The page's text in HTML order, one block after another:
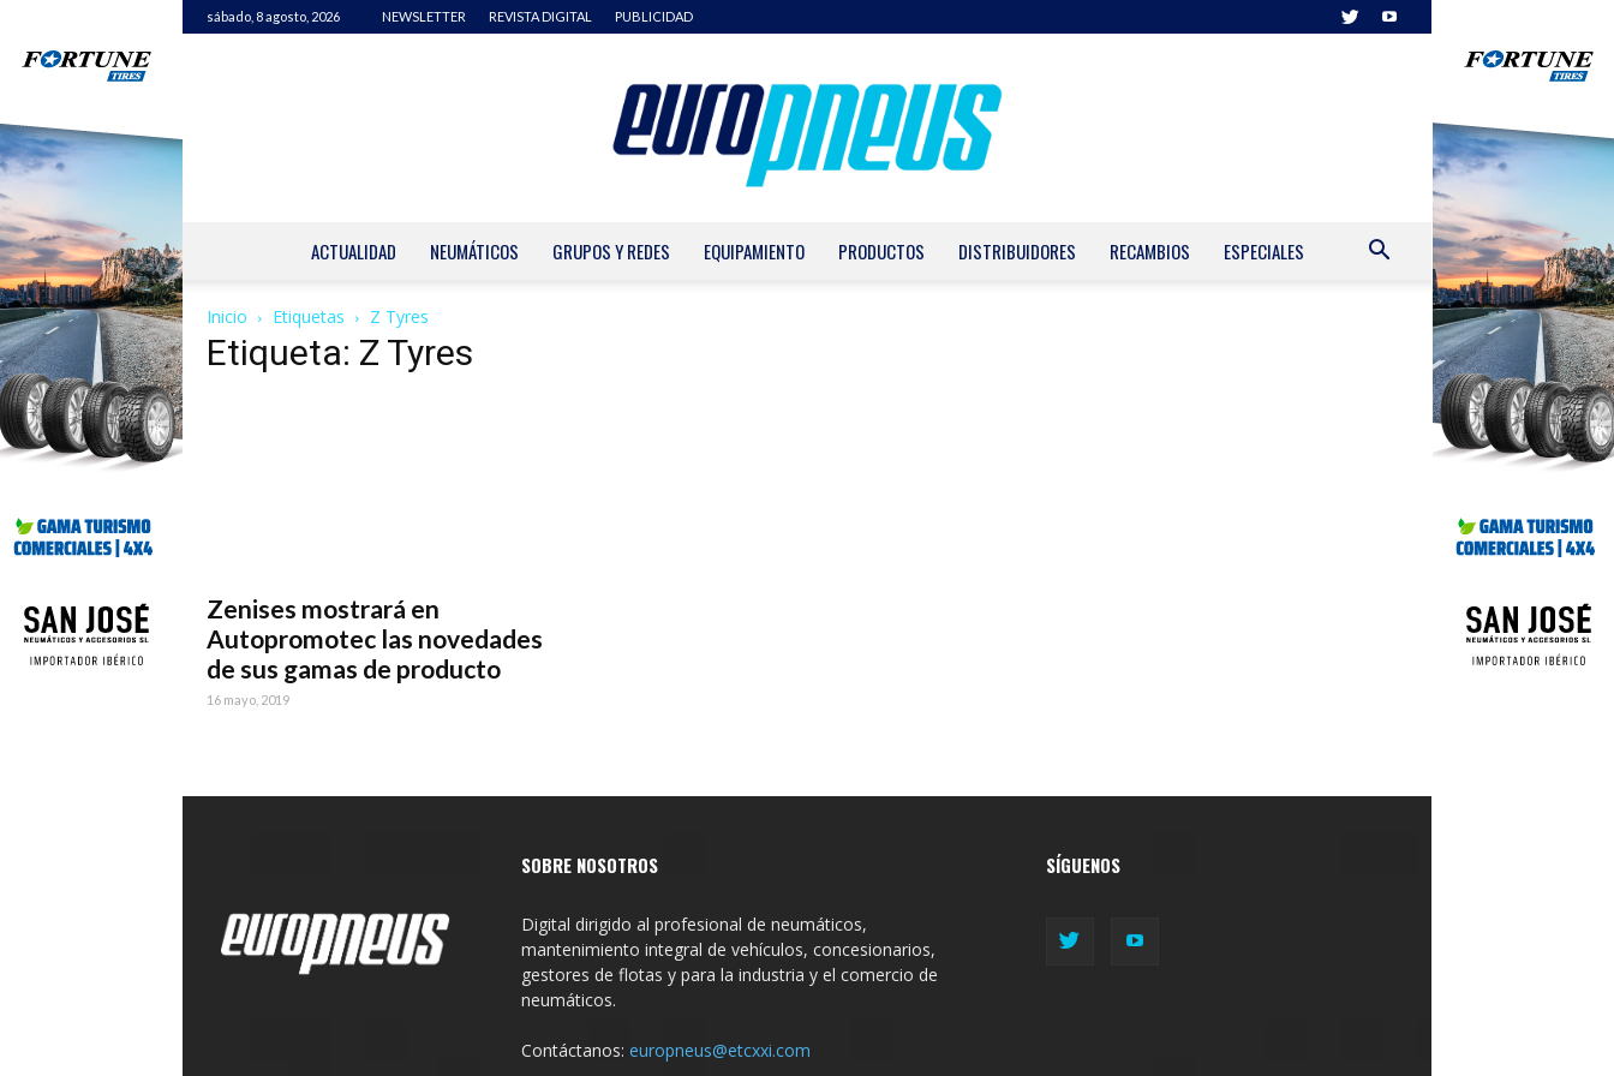
sábado, 8 agosto, 2026 NEWSLETTER REVISTA DIGITAL PUBLICIDAD
ACTUALIDAD NEUMÁTICOS GRUPOS Y REDES EQUIPAMIENTO PRODUCTOS DISTRIBUIDORES RECAMBIOS ESPECIALES
Inicio Etiquetas Z Tyres
Etiqueta: Z Tyres
Zenises mostrará en
Autopromotec las novedades
de sus gamas de producto
16 mayo, 2019
SOBRE NOSOTROS
Digital dirigido al profesional de neumáticos,
mantenimiento integral de vehículos, concesionarios,
gestores de flotas y para la industria y el comercio de
neumáticos.
Contáctanos: europneus@etcxxi.com
SÍGUENOS